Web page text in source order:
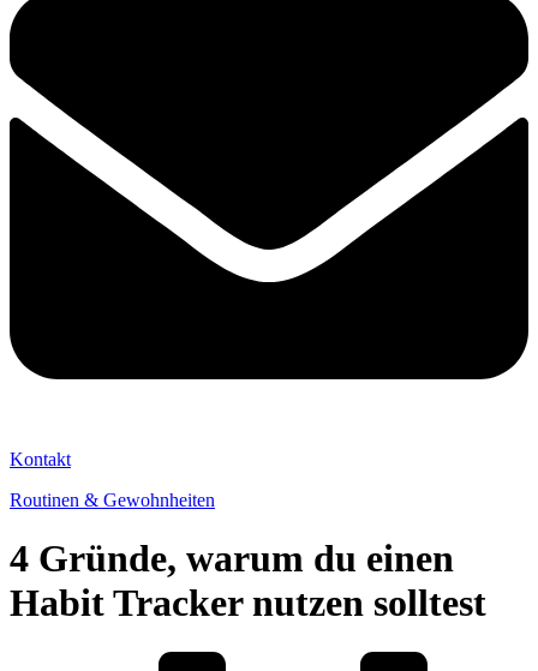
Kontakt
Routinen & Gewohnheiten
4 Gründe, warum du einen
Habit Tracker nutzen solltest